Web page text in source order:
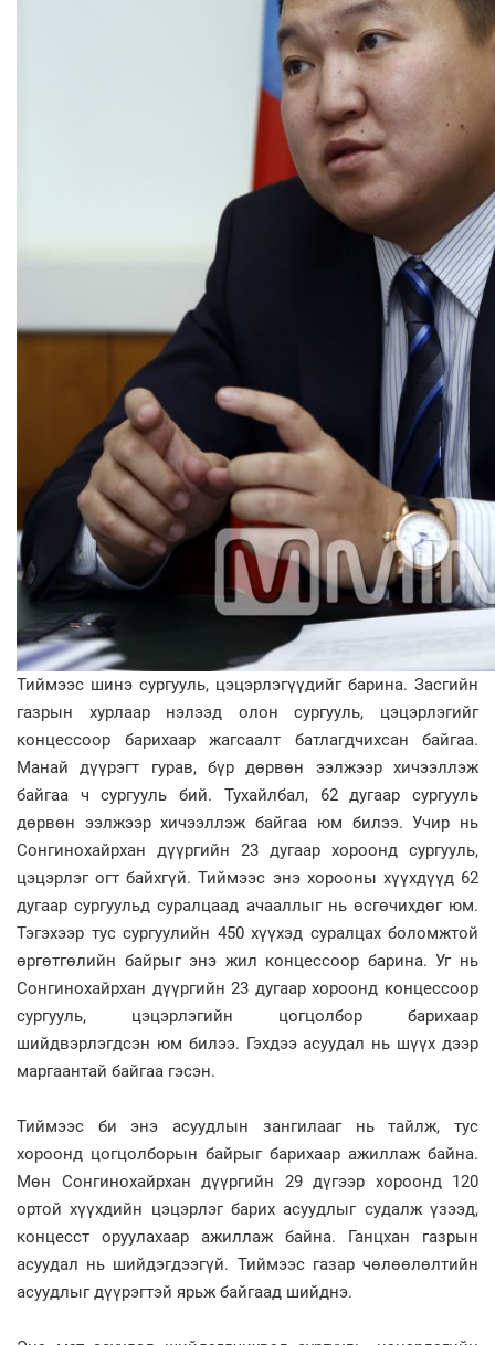
Тиймээс шинэ сургууль, цэцэрлэгүүдийг барина. Засгийн
газрын хурлаар нэлээд олон сургууль, цэцэрлэгийг
концессоор барихаар жагсаалт батлагдчихсан байгаа.
Манай дүүрэгт гурав, бүр дөрвөн ээлжээр хичээллэж
байгаа ч сургууль бий. Тухайлбал, 62 дугаар сургууль
дөрвөн ээлжээр хичээллэж байгаа юм билээ. Учир нь
Сонгинохайрхан дүүргийн 23 дугаар хороонд сургууль,
цэцэрлэг огт байхгүй. Тиймээс энэ хорооны хүүхдүүд 62
дугаар сургуульд суралцаад ачааллыг нь өсгөчихдөг юм.
Тэгэхээр тус сургуулийн 450 хүүхэд суралцах боломжтой
өргөтгөлийн байрыг энэ жил концессоор барина. Уг нь
Сонгинохайрхан дүүргийн 23 дугаар хороонд концес­соор
сургууль, цэцэрлэгийн цог­цол­бор барихаар
шийдвэрлэгдсэн юм билээ. Гэхдээ асуудал нь шүүх дээр
маргаантай байгаа гэсэн.
Тиймээс би энэ асуудлын зангилааг нь тайлж, тус
хороонд цогцолборын байрыг барихаар ажиллаж байна.
Мөн Сонгинохайрхан дүүргийн 29 дүгээр хороонд 120
ортой хүүхдийн цэцэрлэг барих асуудлыг судалж үзээд,
концесст оруулахаар ажиллаж байна. Ганцхан газрын
асуудал нь шийдэгдээгүй. Тиймээс газар чөлөөлөлтийн
асуудлыг дүүрэгтэй ярьж байгаад шийднэ.